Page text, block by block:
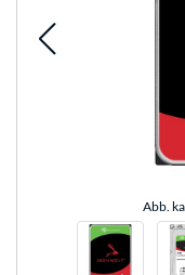
Abb.